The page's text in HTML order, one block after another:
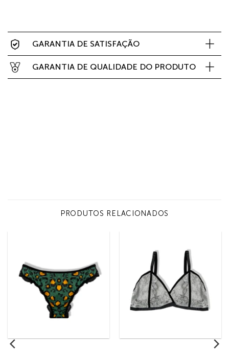
GARANTIA DE SATISFAÇÃO
GARANTIA DE QUALIDADE DO PRODUTO
PRODUTOS RELACIONADOS